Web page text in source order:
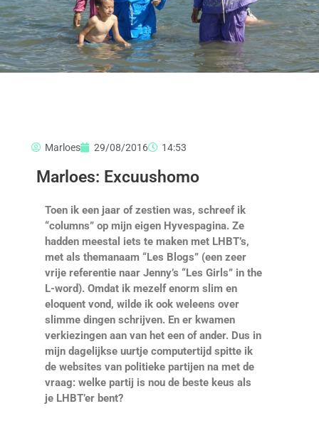
Marloes 29/08/2016 14:53
Marloes: Excuushomo
Toen ik een jaar of zestien was, schreef ik
“columns” op mijn eigen Hyvespagina. Ze
hadden meestal iets te maken met LHBT’s,
met als themanaam “Les Blogs” (een zeer
vrije referentie naar Jenny’s “Les Girls” in the
L-word). Omdat ik mezelf enorm slim en
eloquent vond, wilde ik ook weleens over
slimme dingen schrijven. En er kwamen
verkiezingen aan van het een of ander. Dus in
mijn dagelijkse uurtje computertijd spitte ik
de websites van politieke partijen na met de
vraag: welke partij is nou de beste keus als
je LHBT’er bent?